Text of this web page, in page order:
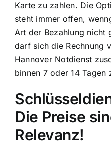
Karte zu zahlen. Die
steht immer offen,
Art der Bezahlung nicht
darf sich die Rechnung
Hannover Notdienst
binnen 7 oder 14 Tagen
Die Preise
Relevanz!